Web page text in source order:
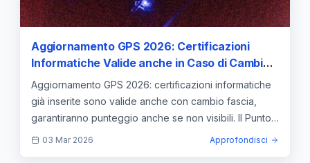
Aggiornamento GPS 2026: Certificazioni
Informatiche Valide anche in Caso di Cambio
Fascia. Non si visualizzano ma daranno
punteggio. Il Punto di Sonia Cannas —
approfondimento e guida
Aggiornamento GPS 2026: certificazioni informatiche
già inserite sono valide anche con cambio fascia,
garantiranno punteggio anche se non visibili. Il Punto
di Sonia Cannas
03 Mar 2026 Approfondisci